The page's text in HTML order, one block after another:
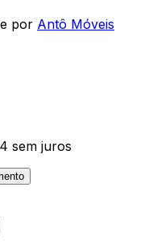
por Antô Móveis
sem juros